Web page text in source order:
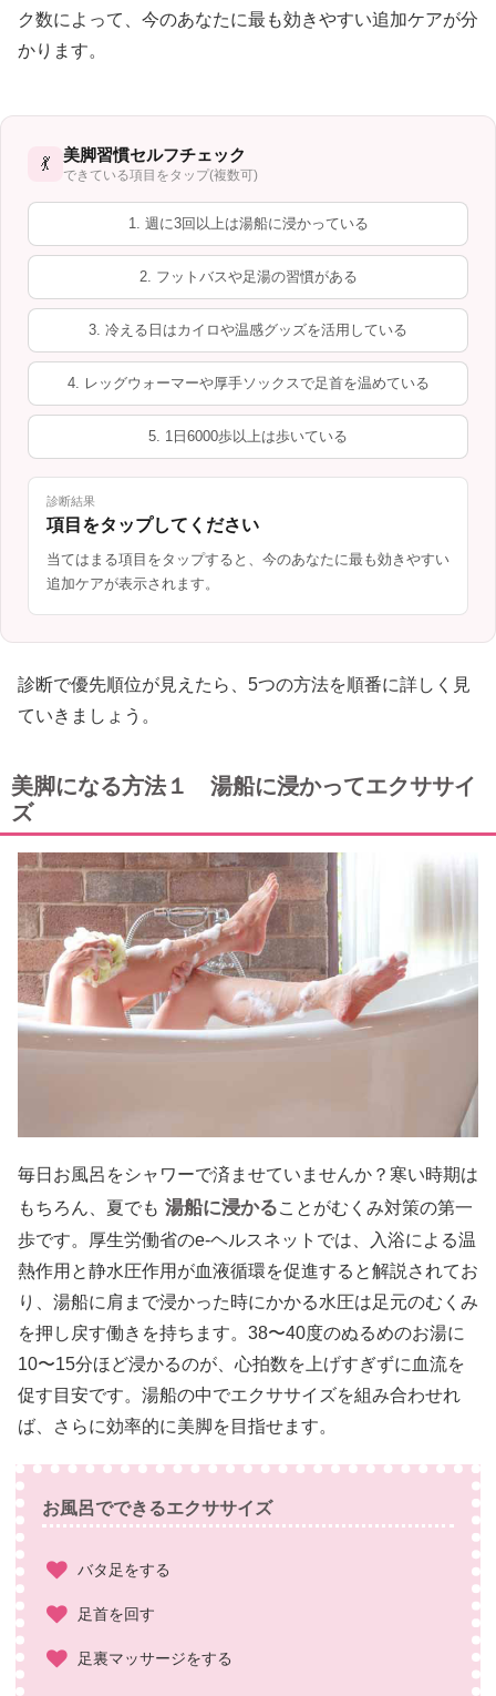
ク数によって、今のあなたに最も効きやすい追加ケアが分
かります。
💃 美脚習慣セルフチェック
できている項目をタップ(複数可)
1. 週に3回以上は湯船に浸かっている
2. フットバスや足湯の習慣がある
3. 冷える日はカイロや温感グッズを活用している
4. レッグウォーマーや厚手ソックスで足首を温めている
5. 1日6000歩以上は歩いている
診断結果
項目をタップしてください
当てはまる項目をタップすると、今のあなたに最も効きやすい
追加ケアが表示されます。
診断で優先順位が見えたら、5つの方法を順番に詳しく見
ていきましょう。
美脚になる方法１ 湯船に浸かってエクササイ
ズ
毎日お風呂をシャワーで済ませていませんか？寒い時期は
もちろん、夏でも 湯船に浸かることがむくみ対策の第一
歩です。厚生労働省のe-ヘルスネットでは、入浴による温
熱作用と静水圧作用が血液循環を促進すると解説されてお
り、湯船に肩まで浸かった時にかかる水圧は足元のむくみ
を押し戻す働きを持ちます。38〜40度のぬるめのお湯に
10〜15分ほど浸かるのが、心拍数を上げすぎずに血流を
促す目安です。湯船の中でエクササイズを組み合わせれ
ば、さらに効率的に美脚を目指せます。
お風呂でできるエクササイズ
バタ足をする
足首を回す
足裏マッサージをする